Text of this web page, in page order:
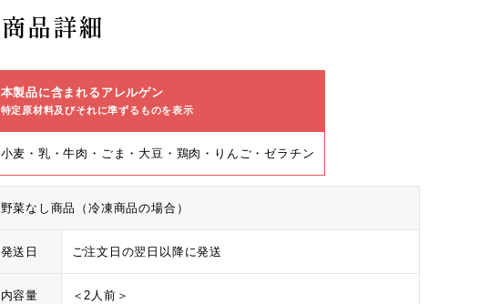
商品詳細
本製品に含まれるアレルゲン
特定原材料及びそれに準ずるものを表示
小麦・乳・牛肉・ごま・大豆・鶏肉・りんご・ゼラチン
野菜なし商品（冷凍商品の場合）
発送日 ご注文日の翌日以降に発送
内容量
＜2人前＞